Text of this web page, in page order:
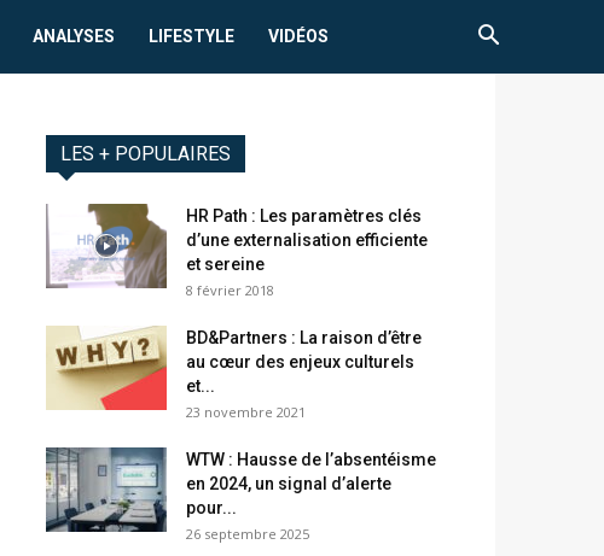
ANALYSES LIFESTYLE VIDÉOS
LES + POPULAIRES
HR Path : Les paramètres clés
d’une externalisation efficiente
et sereine
8 février 2018
BD&Partners : La raison d’être
au cœur des enjeux culturels
et...
23 novembre 2021
WTW : Hausse de l’absentéisme
en 2024, un signal d’alerte
pour...
26 septembre 2025